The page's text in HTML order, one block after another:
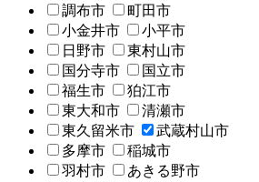
調布市
町田市
小金井市
小平市
日野市
東村山市
国分寺市
国立市
福生市
狛江市
東大和市
清瀬市
東久留米市
武蔵村山市
多摩市
稲城市
羽村市
あきる野市